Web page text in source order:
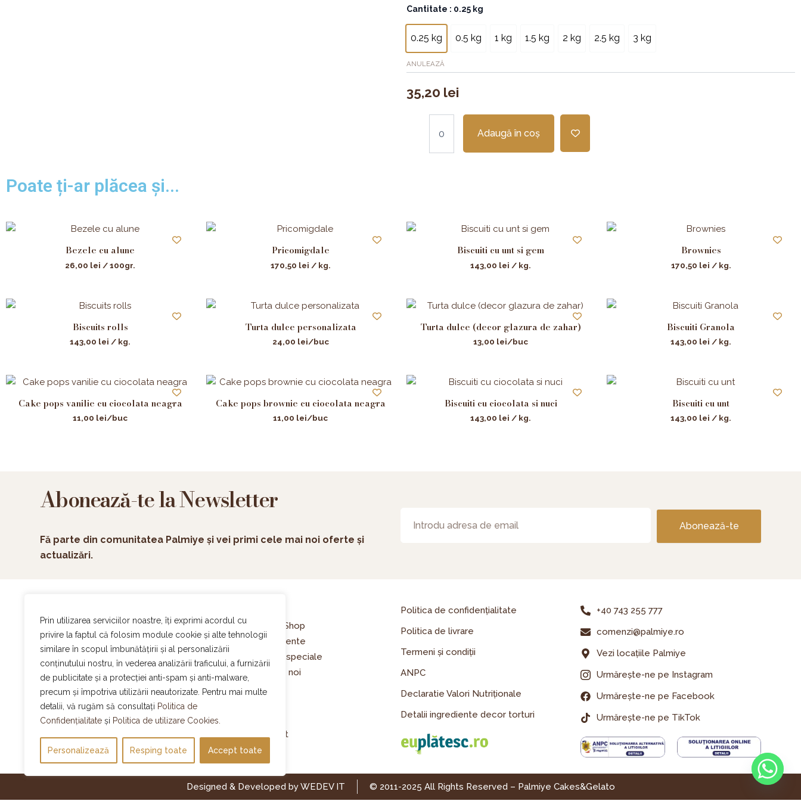
Prin utilizarea serviciilor noastre, îți exprimi acordul cu
privire la faptul că folosim module cookie și alte tehnologii
similare în scopul îmbunătățirii și al personalizării
conținutului nostru, în vederea analizării traficului, a furnizării
de publicitate și a protecției anti-spam și anti-malware,
precum și împotriva utilizării neautorizate. Pentru mai multe
detalii, vă rugăm să consultați Politica de
Confidențialitate și Politica de utilizare Cookies.
Personalizează Resping toate Accept toate
Cantitate : 0.25 kg
0.25 kg 0.5 kg 1 kg 1.5 kg 2 kg 2.5 kg 3 kg
ANULEAZĂ
35,20 lei
Cantitate
cu
ciocolata
neagra
Adaugă în coș
Poate ți-ar plăcea și...
Bezele cu alune
26,00 lei / 100gr.
Pricomigdale
170,50 lei / kg.
Biscuiti cu unt si gem
143,00 lei / kg.
Brownies
170,50 lei / kg.
Biscuits rolls
143,00 lei / kg.
Turta dulce personalizata
24,00 lei/buc
Turta dulce (decor glazura de zahar)
13,00 lei/buc
Biscuiti Granola
143,00 lei / kg.
Cake pops vanilie cu ciocolata neagra
11,00 lei/buc
Cake pops brownie cu ciocolata neagra
11,00 lei/buc
Biscuiti cu ciocolata si nuci
143,00 lei / kg.
Biscuiti cu unt
143,00 lei / kg.
Abonează-te la Newsletter
Fă parte din comunitatea Palmiye și vei primi cele mai noi oferte și
actualizări.
Abonează-te
Program normal
Atelier Palmiye:Luni – Sambata | 8:30-16:00
Promenada Mall: Luni – Duminica | 10:00-22:00
DN1 Value Center: Luni – Duminica | 9:00-21:00
AFI Cotroceni:
Luni – Duminica | 10:00-22:00
Online Shop
Evenimente
Oferte speciale
Despre noi
Cariere
Contact
Politica de confidențialitate
Politica de livrare
Termeni și condiții
ANPC
Declaratie Valori Nutriționale
Detalii ingrediente decor torturi
+40 743 255 777
comenzi@palmiye.ro
Vezi locațiile Palmiye
Urmărește-ne pe Instagram
Urmărește-ne pe Facebook
Urmărește-ne pe TikTok
Designed & Developed by WEDEV IT © 2011-2025 All Rights Reserved – Palmiye Cakes&Gelato